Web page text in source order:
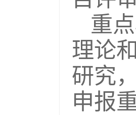
重
理论
研究
申报